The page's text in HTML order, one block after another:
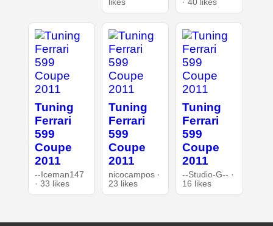
likes
· 40 likes
Tuning
Ferrari
599
Coupe
2011
--Iceman147
· 33 likes
Tuning
Ferrari
599
Coupe
2011
nicocampos ·
23 likes
Tuning
Ferrari
599
Coupe
2011
--Studio-G-- ·
16 likes